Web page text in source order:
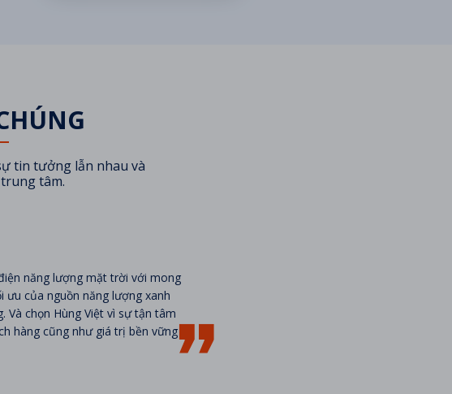
tin tưởng lẫn nhau và
tâm.
năng lượng mặt trời với mong
ưu của nguồn năng lượng xanh
Và chọn Hùng Việt vì sự tận tâm
hàng cũng như giá trị bền vững